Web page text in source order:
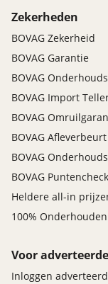
Zekerheden
BOVAG Zekerheid
BOVAG Garantie
BOVAG
BOVAG Import
BOVAG
BOVAG Afleverbeurt
BOVAG
BOVAG Puntencheck
Heldere all-in
100% Onderhouden
Voor
Inloggen